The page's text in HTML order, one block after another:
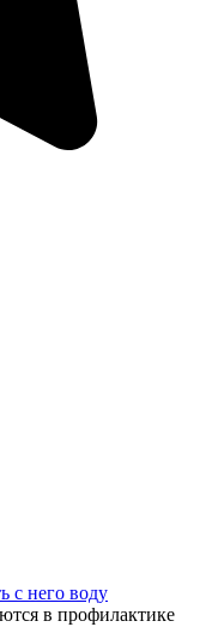
с него воду
в профилактике